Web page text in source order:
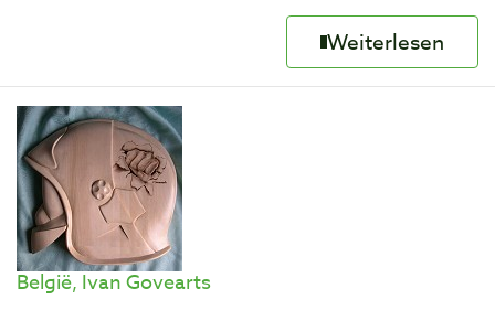
Weiterlesen
België, Ivan Govearts